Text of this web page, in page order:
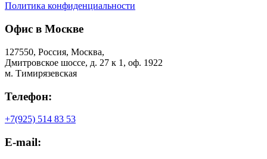
Политика конфиденциальности
Офис в Москве
127550, Россия, Москва,
Дмитровское шоссе, д. 27 к 1, оф. 1922
м. Тимирязевская
Телефон:
+7(925) 514 83 53
E-mail: